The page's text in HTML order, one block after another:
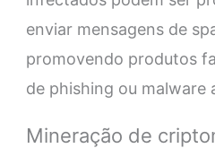
enviar mensagens de
promovendo produtos
de phishing ou malware
Mineração de